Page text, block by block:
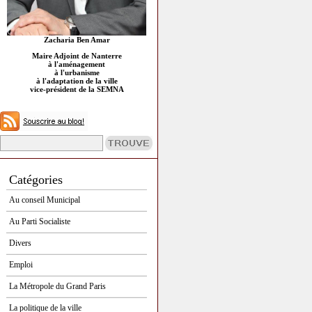
Zacharia Ben Amar
Maire Adjoint de Nanterre
à l'aménagement
à l'urbanisme
à l'adaptation de la ville
vice-président de la SEMNA
Catégories
Au conseil Municipal
Au Parti Socialiste
Divers
Emploi
La Métropole du Grand Paris
La politique de la ville